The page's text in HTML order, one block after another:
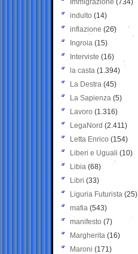
Immigrazione (734)
indulto (14)
inflazione (26)
Ingroia (15)
Interviste (16)
la casta (1.394)
La Destra (45)
La Sapienza (5)
Lavoro (1.316)
LegaNord (2.411)
Letta Enrico (154)
Liberi e Uguali (10)
Libia (68)
Libri (33)
Liguria Futurista (25)
mafia (543)
manifesto (7)
Margherita (16)
Maroni (171)